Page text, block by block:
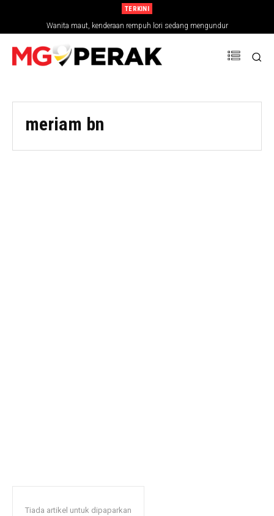
TERKINI
Wanita maut, kenderaan rempuh lori sedang mengundur
meriam bn
Tiada artikel untuk dipaparkan